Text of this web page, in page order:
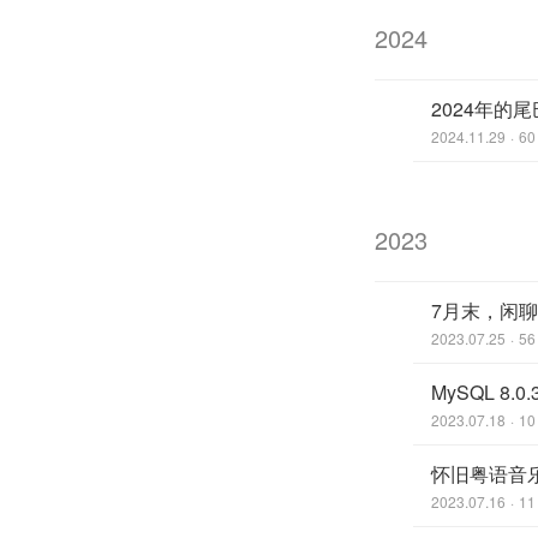
2024
2024年的
2024.11.29
2023
7月末，闲
2023.07.25
MySQL
2023.07.18
怀旧粤语音
2023.07.16